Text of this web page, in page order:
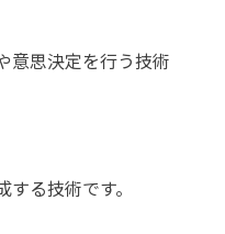
意思決定を行う技術
る技術です。